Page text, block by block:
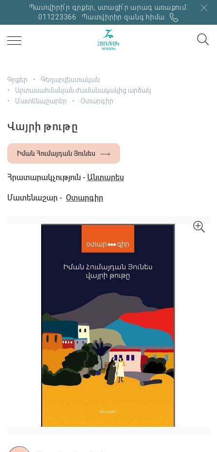
Պատվիրի՛ր գրքեր, ստացի՛ր արագ առաքում:
011223366
Պատվիրիր զանգ հիմա
Գրքեր
Գեղարվեստական
Արտասահմանյան ժամանակակից արձակ
Մատենաշարեր
Օտարգիր
Վայրի թութը
Իման Հումայդան Յունես
Հրատարակչություն - Անտարես
Մատենաշար - Օտարգիր